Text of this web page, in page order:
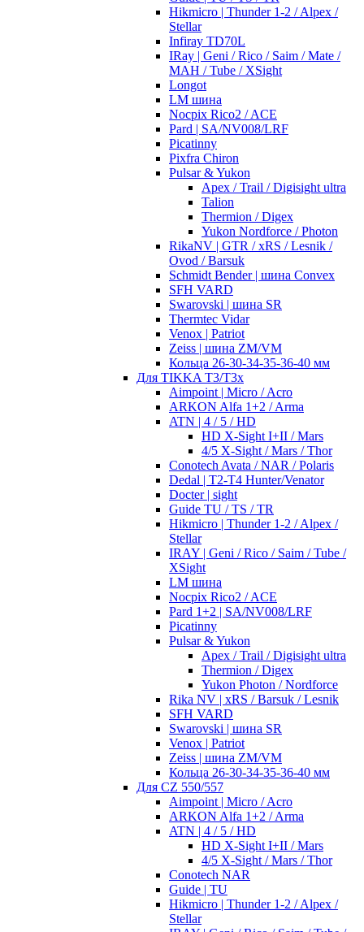
Hikmicro | Thunder 1-2 / Alpex /
Stellar
Infiray TD70L
IRay | Geni / Rico / Saim / Mate /
MAH / Tube / XSight
Longot
LM шина
Nocpix Rico2 / ACE
Pard | SA/NV008/LRF
Picatinny
Pixfra Chiron
Pulsar & Yukon
Apex / Trail / Digisight ultra
Talion
Thermion / Digex
Yukon Nordforce / Photon
RikaNV | GTR / xRS / Lesnik /
Ovod / Barsuk
Schmidt Bender | шина Convex
SFH VARD
Swarovski | шина SR
Thermtec Vidar
Venox | Patriot
Zeiss | шина ZM/VM
Кольца 26-30-34-35-36-40 мм
Для TIKKA T3/T3x
Aimpoint | Micro / Acro
ARKON Alfa 1+2 / Arma
ATN | 4 / 5 / HD
HD X-Sight I+II / Mars
4/5 X-Sight / Mars / Thor
Conotech Avata / NAR / Polaris
Dedal | T2-T4 Hunter/Venator
Docter | sight
Guide TU / TS / TR
Hikmicro | Thunder 1-2 / Alpex /
Stellar
IRAY | Geni / Rico / Saim / Tube /
XSight
LM шина
Nocpix Rico2 / ACE
Pard 1+2 | SA/NV008/LRF
Picatinny
Pulsar & Yukon
Apex / Trail / Digisight ultra
Thermion / Digex
Yukon Photon / Nordforce
Rika NV | xRS / Barsuk / Lesnik
SFH VARD
Swarovski | шина SR
Venox | Patriot
Zeiss | шина ZM/VM
Кольца 26-30-34-35-36-40 мм
Для CZ 550/557
Aimpoint | Micro / Acro
ARKON Alfa 1+2 / Arma
ATN | 4 / 5 / HD
HD X-Sight I+II / Mars
4/5 X-Sight / Mars / Thor
Conotech NAR
Guide | TU
Hikmicro | Thunder 1-2 / Alpex /
Stellar